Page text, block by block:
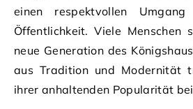
einen respektvollen
Öffentlichkeit. Viele Menschen
neue Generation des
aus Tradition und Modernität
ihrer anhaltenden Popularität